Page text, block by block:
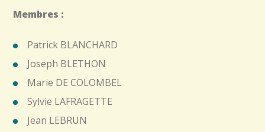
Membres :
Patrick BLANCHARD
Joseph BLETHON
Marie DE COLOMBEL
Sylvie LAFRAGETTE
Jean LEBRUN